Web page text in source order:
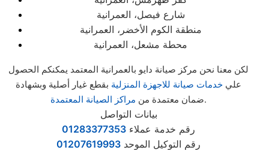
شارع فيصل، العمرانية
منطقة الكوم الأخضر، العمرانية
محطة مشعل، العمرانية
لكن معنا نحن مركز صيانة دايو بالعمرانية المعتمد يمكنكم الحصول
علي خدمات صيانة للاجهزة المنزلية بقطع غيار أصلية وبشهادة
ضمان معتمدة من مراكز الصيانة المعتمدة .
بيانات التواصل
رقم خدمة عملاء 01283377353
رقم التوكيل الموحد 01207619993